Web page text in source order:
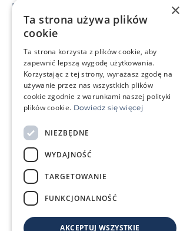
Macierzyństwo zastępcze
Mrożenie komórek rozrodczych
Sytuacja życiowa
Mam problem genetyczny
Leczę się onkologicznie
Strefa klienta
Słowniczek pojęć
Często zadawane pytania
Kontakt
Cennik
Obserwuj
nas
×
Ta strona używa plików
cookie
Ta strona korzysta z plików cookie, aby
zapewnić lepszą wygodę użytkowania.
Korzystając z tej strony, wyrażasz zgodę na
używanie przez nas wszystkich plików
cookie zgodnie z warunkami naszej polityki
plików cookie. Dowiedz się więcej
NIEZBĘDNE
WYDAJNOŚĆ
TARGETOWANIE
FUNKCJONALNOŚĆ
AKCEPTUJ WSZYSTKIE